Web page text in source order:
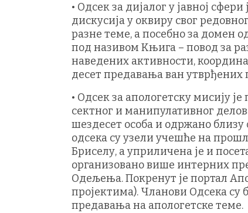
• Одсек за дијалог у јавној
дискусија у оквиру свог
разне теме, а посебно за домен
под називом Књига – повод за
наведених активности,
десет предавања ван утврђених
• Одсек за апологетску мисију
сектног и манипулативног
шездесет особа и одржано
одсека су узели учешће на
Бриселу, а уприличена је и
организовано више интерних
Одељења. Покренут је портал
пројектима). Чланови Одсека
предавања на апологетске теме.